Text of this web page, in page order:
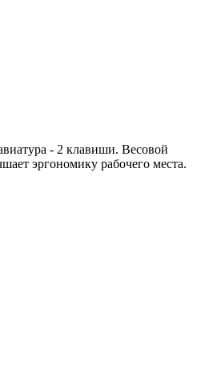
- 2 клавиши. Весовой
эргономику рабочего места.